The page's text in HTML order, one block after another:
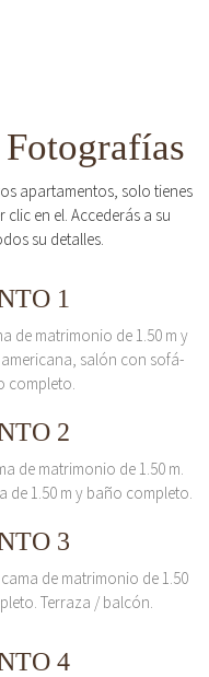
apartamentos, solo tienes
en el. Accederás a su
su detalles.
1
de matrimonio de 1.50 m y
salón con sofá-
completo.
2
de matrimonio de 1.50 m.
1.50 m y baño completo.
3
de matrimonio de 1.50
Terraza / balcón.
4